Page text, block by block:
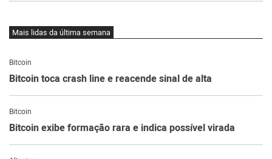
Mais lidas da última semana
Bitcoin
Bitcoin toca crash line e reacende sinal de alta
Bitcoin
Bitcoin exibe formação rara e indica possível virada